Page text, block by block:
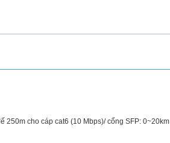
cho cáp cat6 (10 Mbps)/ cổng SFP: 0~20km